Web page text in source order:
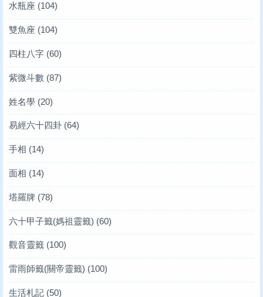
水瓶座 (104)
雙魚座 (104)
四柱八字 (60)
紫微斗數 (87)
姓名學 (20)
易經六十四卦 (64)
手相 (14)
面相 (14)
塔羅牌 (78)
六十甲子籤(媽祖靈籤) (60)
觀音靈籤 (100)
雷雨師籤(關帝靈籤) (100)
生活札記 (50)